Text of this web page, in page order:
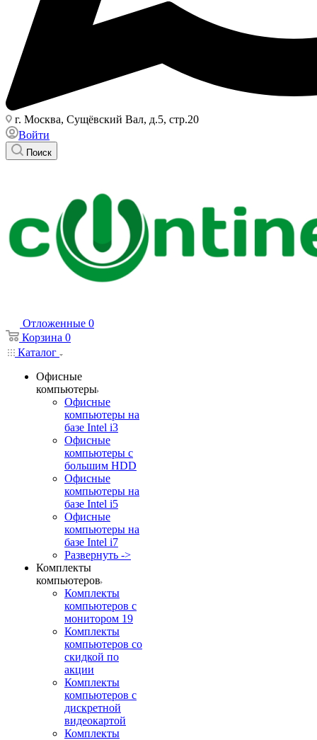
г. Москва, Сущёвский Вал, д.5, стр.20
Войти
Поиск
Отложенные 0
Корзина 0
Каталог
Офисные
компьютеры
Офисные
компьютеры на
базе Intel i3
Офисные
компьютеры с
большим HDD
Офисные
компьютеры на
базе Intel i5
Офисные
компьютеры на
базе Intel i7
Развернуть ->
Комплекты
компьютеров
Комплекты
компьютеров с
монитором 19
Комплекты
компьютеров со
скидкой по
акции
Комплекты
компьютеров с
дискретной
видеокартой
Комплекты